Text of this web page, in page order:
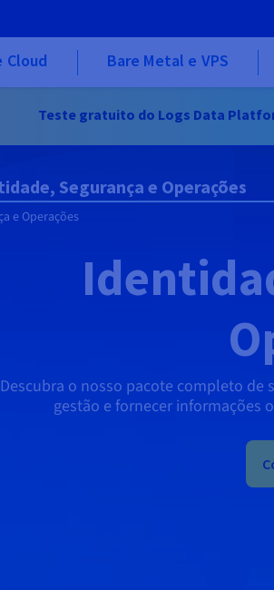
Cloud Bare Metal e VPS
Teste gratuito do Logs Data
Segurança e Operações
e Operações
Descubra o nosso pacote completo de
gestão e fornecer informações